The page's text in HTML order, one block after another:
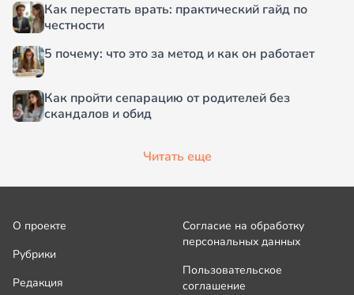
Как перестать врать: практический гайд по
честности
5 почему: что это за метод и как он работает
Как пройти сепарацию от родителей без
скандалов и обид
Читать еще
О проекте
Рубрики
Редакция
Согласие на обработку
персональных данных
Пользовательское
соглашение